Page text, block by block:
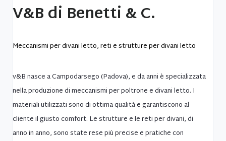
V&B di Benetti & C.
Meccanismi per divani letto, reti e strutture per divani letto
v&B nasce a Campodarsego (Padova), e da anni è specializzata
nella produzione di meccanismi per poltrone e divani letto. I
materiali utilizzati sono di ottima qualità e garantiscono al
cliente il giusto comfort. Le strutture e le reti per divani, di
anno in anno, sono state rese più precise e pratiche con